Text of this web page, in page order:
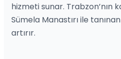
hizmeti sunar. Trabzon’nın
Sümela Manastırı ile
artırır.